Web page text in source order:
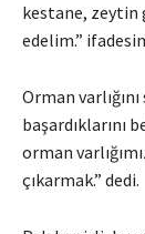
kestane, zeytin
edelim.”
Orman
başardıklarını
orman
çıkarmak.” dedi.